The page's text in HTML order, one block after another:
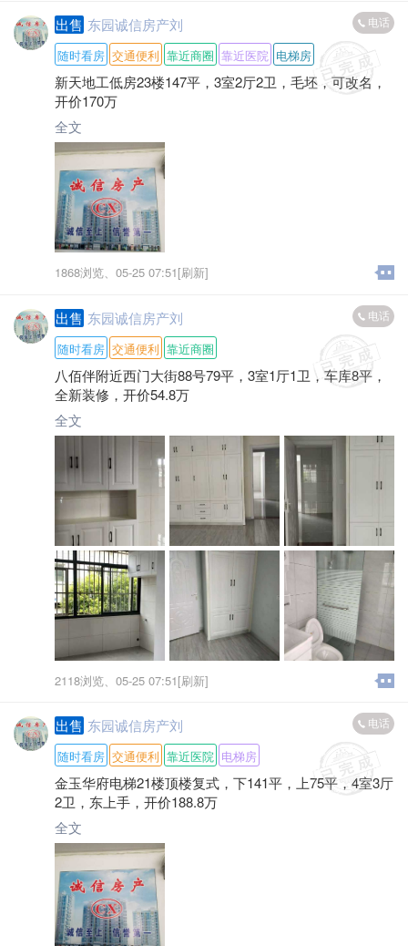
出售 东园诚信房产刘 电话
随时看房 交通便利 靠近商圈 靠近医院 电梯房
新天地工低房23楼147平，3室2厅2卫，毛坯，可改名，
开价170万
全文
1868浏览、 05-25 07:51[刷新]
出售 东园诚信房产刘 电话
随时看房 交通便利 靠近商圈
八佰伴附近西门大街88号79平，3室1厅1卫，车库8平，
全新装修，开价54.8万
全文
2118浏览、 05-25 07:51[刷新]
出售 东园诚信房产刘 电话
随时看房 交通便利 靠近医院 电梯房
金玉华府电梯21楼顶楼复式，下141平，上75平，4室3厅
2卫，东上手，开价188.8万
全文